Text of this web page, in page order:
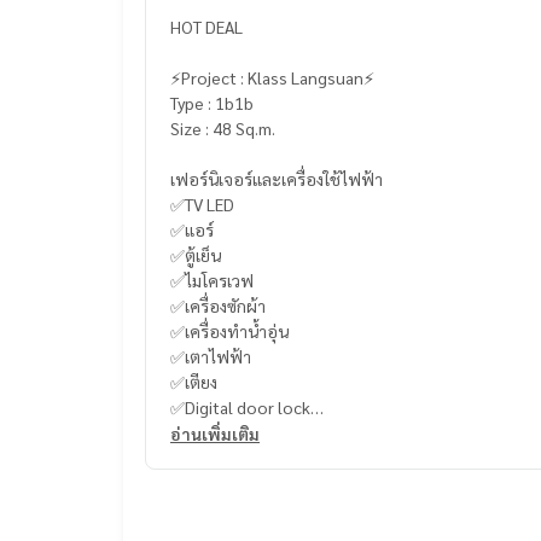
HOT DEAL
⚡️Project : Klass Langsuan⚡️
Type : 1b1b
Size : 48 Sq.m.
เฟอร์นิเจอร์และเครื่องใช้ไฟฟ้า
✅TV LED
✅แอร์
✅ตู้เย็น
✅ไมโครเวฟ
✅เครื่องซักผ้า
✅เครื่องทำน้ำอุ่น
✅เตาไฟฟ้า
✅เตียง
✅Digital door lock
อ่านเพิ่มเติม